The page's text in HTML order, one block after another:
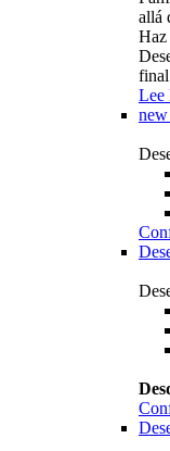
allá
Haz
Lee
new